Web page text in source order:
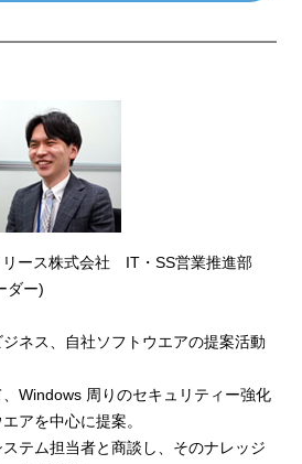
ース株式会社 IT・SS営業推進部
ダー)
ネス、自社ソフトウエアの提案活動
Windows 周りのセキュリティー強化
アを中心に提案。
テム担当者と商談し、そのナレッジ